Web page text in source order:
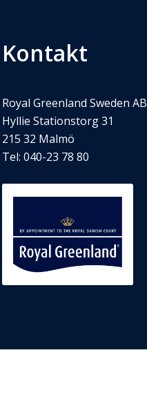
Kontakt
Royal Greenland Sweden AB
Hyllie Stationstorg 31
215 32 Malmö
Tel:040-23 78 80